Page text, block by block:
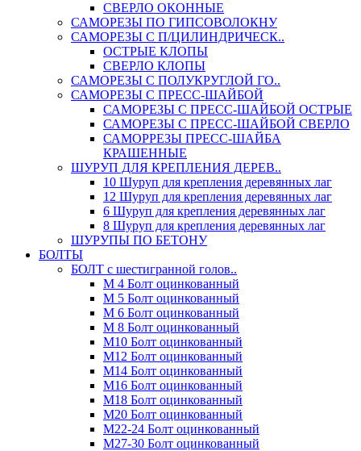
СВЕРЛО ОКОННЫЕ
САМОРЕЗЫ ПО ГИПСОВОЛОКНУ
САМОРЕЗЫ С П/ЦИЛИНДРИЧЕСК..
ОСТРЫЕ КЛОПЫ
СВЕРЛО КЛОПЫ
САМОРЕЗЫ С ПОЛУКРУГЛОЙ ГО..
САМОРЕЗЫ С ПРЕСС-ШАЙБОЙ
САМОРЕЗЫ С ПРЕСС-ШАЙБОЙ ОСТРЫЕ
САМОРЕЗЫ С ПРЕСС-ШАЙБОЙ СВЕРЛО
САМОРРЕЗЫ ПРЕСС-ШАЙБА
КРАШЕННЫЕ
ШУРУП ДЛЯ КРЕПЛЕНИЯ ДЕРЕВ..
10 Шуруп для крепления деревянных лаг
12 Шуруп для крепления деревянных лаг
6 Шуруп для крепления деревянных лаг
8 Шуруп для крепления деревянных лаг
ШУРУПЫ ПО БЕТОНУ
БОЛТЫ
БОЛТ с шестигранной голов..
М 4 Болт оцинкованный
М 5 Болт оцинкованный
М 6 Болт оцинкованный
М 8 Болт оцинкованный
М10 Болт оцинкованный
М12 Болт оцинкованный
М14 Болт оцинкованный
М16 Болт оцинкованный
М18 Болт оцинкованный
М20 Болт оцинкованный
М22-24 Болт оцинкованный
М27-30 Болт оцинкованный